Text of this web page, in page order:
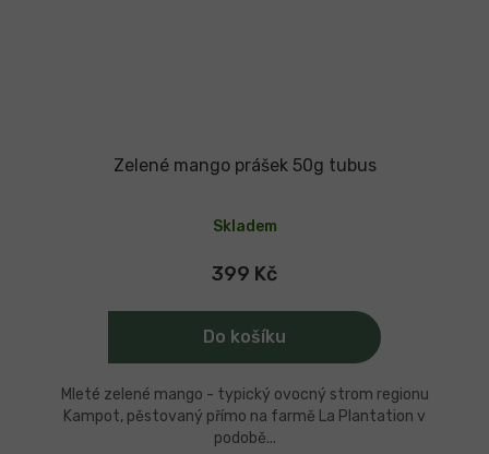
Zelené mango prášek 50g tubus
hodnocení
produktu
5,0
Skladem
399 Kč
Do košíku
Mleté zelené mango - typický ovocný strom regionu
Kampot, pěstovaný přímo na farmě La Plantation v
podobě...